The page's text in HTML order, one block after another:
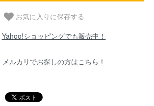
お気に入りに保存する
Yahoo!ショッピングでも販売中！
メルカリでお探しの方はこちら！